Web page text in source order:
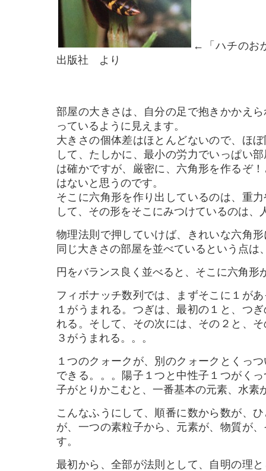
←「ハチのお
出版社 より
部屋の大きさは、自分の足で抱きかかえ
っているように見えます。
大きさの個体差はほとんどないので、ほ
して、たしかに、最小の労力でいっぱい
は確かですが、厳密に、六角形を作るぞ
はないと思うのです。
そこに六角形を作り出しているのは、重
して、その形をそこにみつけているのは、
物理法則で押していけば、きれいな六角
同じ大きさの部屋を並べているという点は
円をバランス良く並べると、そこに六角形
フィボナッチ数列では、まずそこに１が
１がうまれる。つぎは、最初の１と、つ
れる。そして、その次には、その２と、
３がうまれる。。。
１つのクォークが、別のクォークとくっ
できる。。。陽子１つと中性子１つがく
子がとりかこむと、一番基本の元素、水素
こんなふうにして、順番に数から数が、
が、一つの素粒子から、元素が、物質が
す。
最初から、全部が法則として、自明の理